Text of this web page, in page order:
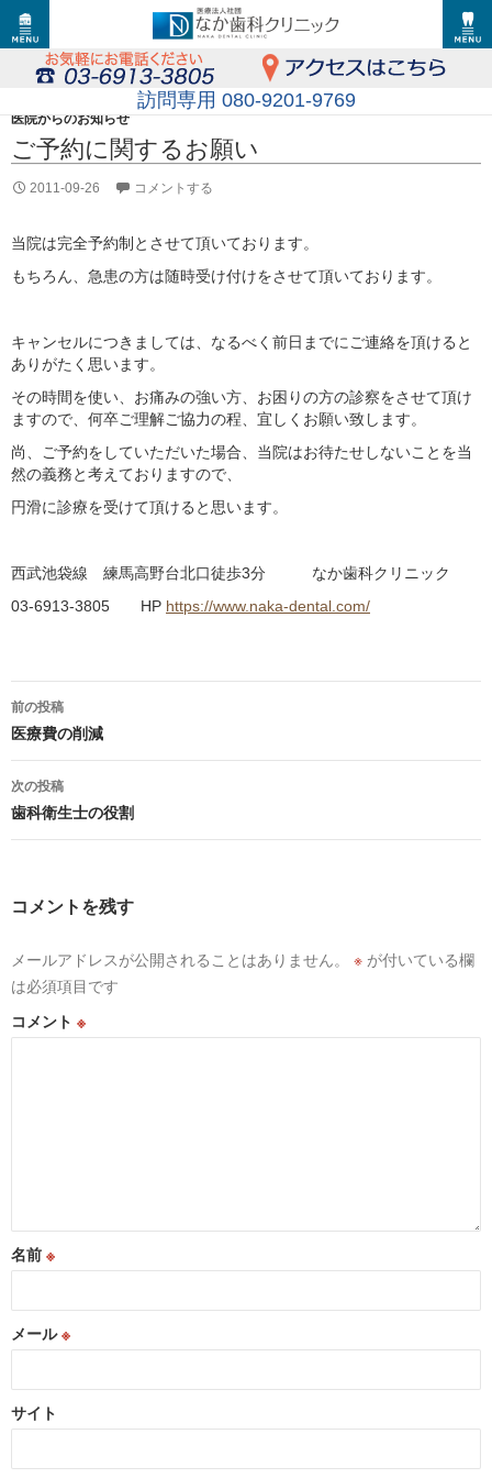
訪問専用 080-9201-9769
医院からのお知らせ
ご予約に関するお願い
2011-09-26 コメントする
当院は完全予約制とさせて頂いております。
もちろん、急患の方は随時受け付けをさせて頂いております。
キャンセルにつきましては、なるべく前日までにご連絡を頂けると
ありがたく思います。
その時間を使い、お痛みの強い方、お困りの方の診察をさせて頂け
ますので、何卒ご理解ご協力の程、宜しくお願い致します。
尚、ご予約をしていただいた場合、当院はお待たせしないことを当
然の義務と考えておりますので、
円滑に診療を受けて頂けると思います。
西武池袋線 練馬高野台北口徒歩3分 なか歯科クリニック
03-6913-3805 HP https://www.naka-dental.com/
投
稿
ナ
ビ
ー
シ
ョ
ン
前の投稿
医療費の削減
次の投稿
歯科衛生士の役割
コメントを残す
メールアドレスが公開されることはありません。 ※ が付いている欄
は必須項目です
コメント ※
名前 ※
メール※
サイト